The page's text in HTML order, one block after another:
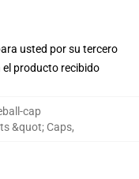
usted por su tercero
el producto recibido
cap
&quot; Caps,